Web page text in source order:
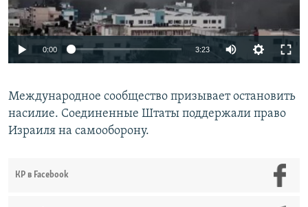
Auto 240p 360p 480p
0:00 3:23
360p
480p
Международное сообщество призывает остановить
насилие. Соединенные Штаты поддержали право
Израиля на самооборону.
КР в Facebook